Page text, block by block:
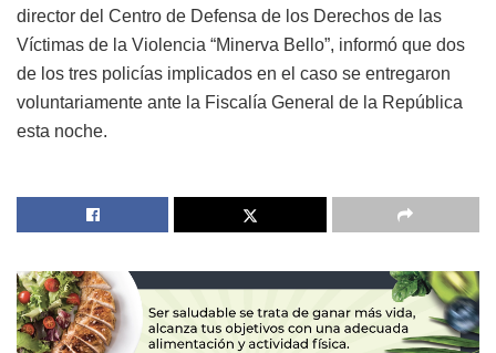
director del Centro de Defensa de los Derechos de las
Víctimas de la Violencia “Minerva Bello”, informó que dos
de los tres policías implicados en el caso se entregaron
voluntariamente ante la Fiscalía General de la República
esta noche.